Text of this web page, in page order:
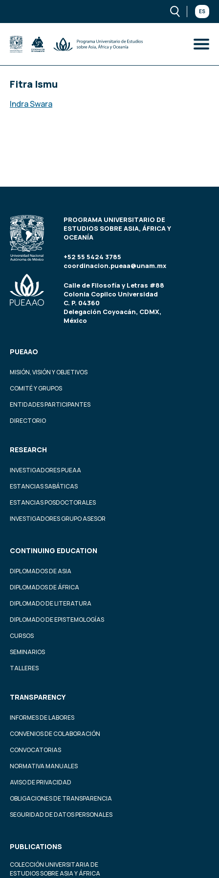
ES
Fitra Ismu
Indra Swara
PROGRAMA UNIVERSITARIO DE
ESTUDIOS SOBRE ASIA, ÁFRICA Y
OCEANÍA
+52 55 5424 3785
coordinacion.pueaa@unam.mx
Calle de Filosofía y Letras #88
Colonia Copilco Universidad
C. P. 04360
Delegación Coyoacán, CDMX,
México
PUEAAO
MISIÓN, VISIÓN Y OBJETIVOS
COMITÉ Y GRUPOS
ENTIDADES PARTICIPANTES
DIRECTORIO
RESEARCH
INVESTIGADORES PUEAA
ESTANCIAS SABÁTICAS
ESTANCIAS POSDOCTORALES
INVESTIGADORES GRUPO ASESOR
CONTINUING EDUCATION
DIPLOMADOS DE ASIA
DIPLOMADOS DE ÁFRICA
DIPLOMADO DE LITERATURA
DIPLOMADO DE EPISTEMOLOGÍAS
CURSOS
SEMINARIOS
TALLERES
TRANSPARENCY
INFORMES DE LABORES
CONVENIOS DE COLABORACIÓN
CONVOCATORIAS
NORMATIVA MANUALES
AVISO DE PRIVACIDAD
OBLIGACIONES DE TRANSPARENCIA
SEGURIDAD DE DATOS PERSONALES
PUBLICATIONS
COLECCIÓN UNIVERSITARIA DE
ESTUDIOS SOBRE ASIA Y ÁFRICA